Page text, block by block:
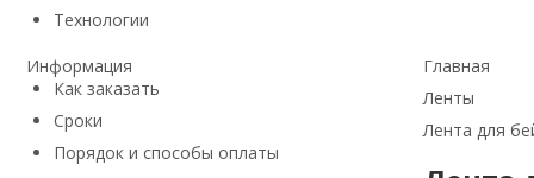
Технологии
Главная
Ленты
Лента для
Информация
Как заказать
Сроки
Порядок и способы оплаты